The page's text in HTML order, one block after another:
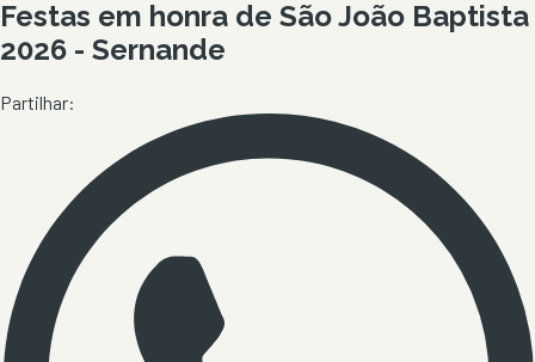
Festas em honra de São João Baptista
2026 - Sernande
Partilhar: